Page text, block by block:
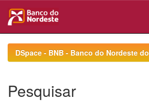
navigationDSpace - BNB - Banco do Nordeste
Pesquisar